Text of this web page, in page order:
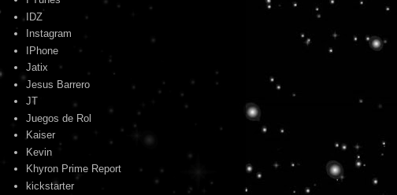
IDZ
Instagram
IPhone
Jatix
Jesus Barrero
JT
Juegos de Rol
Kaiser
Kevin
Khyron Prime Report
kickstarter